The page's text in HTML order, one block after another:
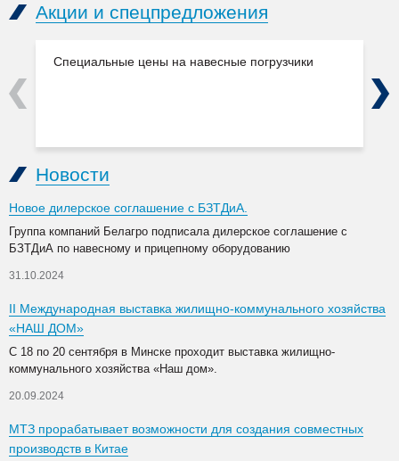
Акции и спецпредложения
Специальные цены на навесные погрузчики
Previous Next
Новости
Новое дилерское соглашение с БЗТДиА.
Группа компаний Белагро подписала дилерское соглашение с
БЗТДиА по навесному и прицепному оборудованию
31.10.2024
II Международная выставка жилищно-коммунального хозяйства
«НАШ ДОМ»
С 18 по 20 сентября в Минске проходит выставка жилищно-
коммунального хозяйства «Наш дом».
20.09.2024
МТЗ прорабатывает возможности для создания совместных
производств в Китае